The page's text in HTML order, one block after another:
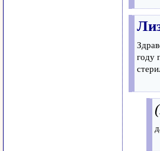
году